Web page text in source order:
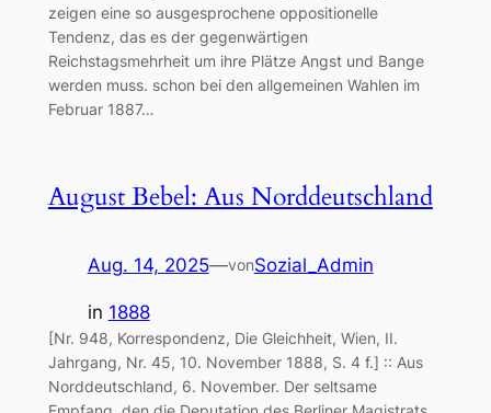
zeigen eine so ausgesprochene oppositionelle
Tendenz, das es der gegenwärtigen
Reichstagsmehrheit um ihre Plätze Angst und Bange
werden muss. schon bei den allgemeinen Wahlen im
Februar 1887…
August Bebel: Aus Norddeutschland
Aug. 14, 2025—vonSozial_Admin
in 1888
[Nr. 948, Korrespondenz, Die Gleichheit, Wien, II.
Jahrgang, Nr. 45, 10. November 1888, S. 4 f.] :: Aus
Norddeutschland, 6. November. Der seltsame